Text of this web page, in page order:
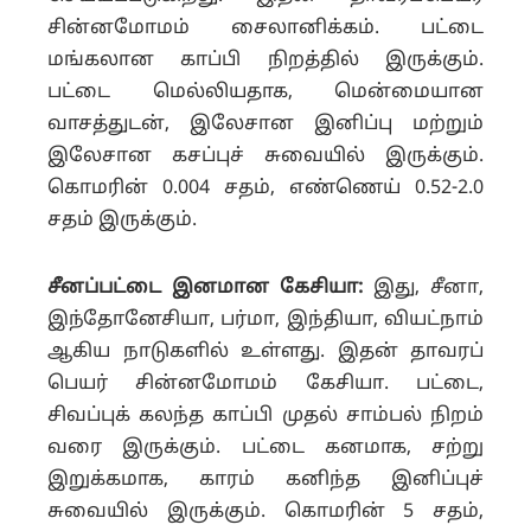
சின்னமோமம் சைலானிக்கம். பட்டை
மங்கலான காப்பி நிறத்தில் இருக்கும்.
பட்டை மெல்லியதாக, மென்மையான
வாசத்துடன், இலேசான இனிப்பு மற்றும்
இலேசான கசப்புச் சுவையில் இருக்கும்.
கொமரின் 0.004 சதம், எண்ணெய் 0.52-2.0
சதம் இருக்கும்.
சீனப்பட்டை இனமான கேசியா: இது, சீனா,
இந்தோனேசியா, பர்மா, இந்தியா, வியட்நாம்
ஆகிய நாடுகளில் உள்ளது. இதன் தாவரப்
பெயர் சின்னமோமம் கேசியா. பட்டை,
சிவப்புக் கலந்த காப்பி முதல் சாம்பல் நிறம்
வரை இருக்கும். பட்டை கனமாக, சற்று
இறுக்கமாக, காரம் கனிந்த இனிப்புச்
சுவையில் இருக்கும். கொமரின் 5 சதம்,